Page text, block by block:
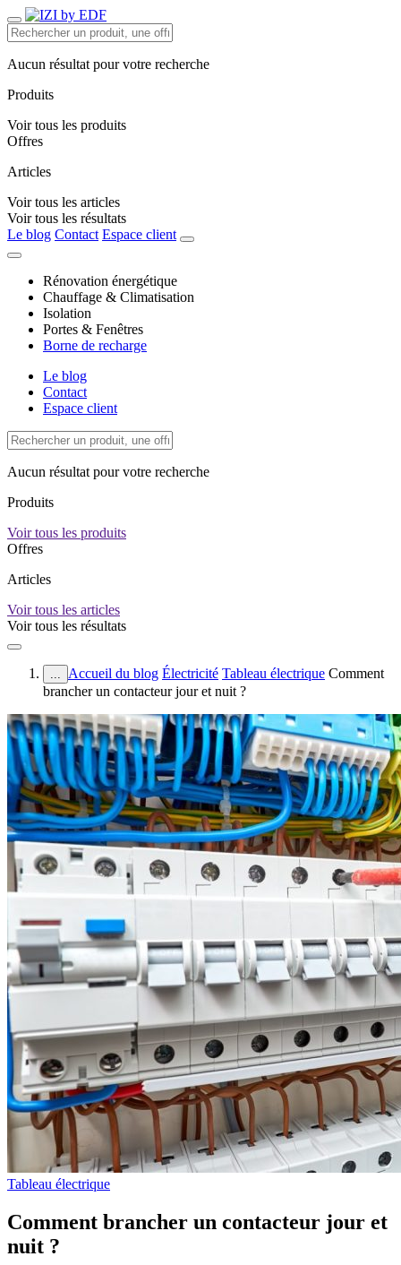
Aucun résultat pour votre recherche
Produits
Voir tous les produits
Offres
Articles
Voir tous les articles
Voir tous les résultats
Le blog Contact Espace client
Rénovation énergétique
Chauffage & Climatisation
Isolation
Portes & Fenêtres
Borne de recharge
Le blog
Contact
Espace client
Aucun résultat pour votre recherche
Produits
Voir tous les produits
Offres
Articles
Voir tous les articles
Voir tous les résultats
... Accueil du blog Électricité Tableau électrique Comment
brancher un contacteur jour et nuit ?
Tableau électrique
Comment brancher un contacteur jour et
nuit ?